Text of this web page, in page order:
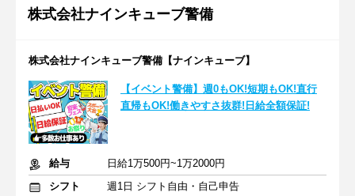
株式会社ナインキューブ警備
株式会社ナインキューブ警備【ナインキューブ】
【イベント警備】週0もOK!短期もOK!直行
直帰もOK!働きやすさ抜群!日給全額保証!
給与
日給1万500円~1万2000円
シフト
週1日 シフト自由・自己申告